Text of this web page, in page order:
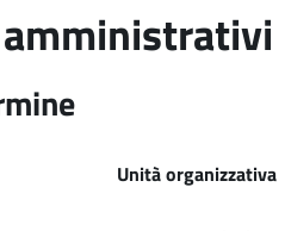
Unità organizzativa